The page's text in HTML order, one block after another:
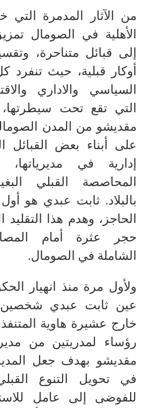
من الآثار المدمرة التي
الأهلية في الصومال
إلى قبائل متناحرة،
أوكار قبلية، حيث تنفرد
السياسي والاداري
التي تقع تحت
مقديشو من المدن
على أبناء بعض القبائل
إدارية في
المحاصصة القبلي
بالبلاد. ثابت عبدي هو
الحاجز، وهدم هذا
حجر عثرة أمام
الشاملة في الصومال.
ولأول مرة منذ انهيار
عين ثابت عبدي شخصين
خارج عشيرة هاوية
رؤساء لمدريتين من
مقديشو بهدف جعل
في تحويل التنوع
للفوضى إلى عامل